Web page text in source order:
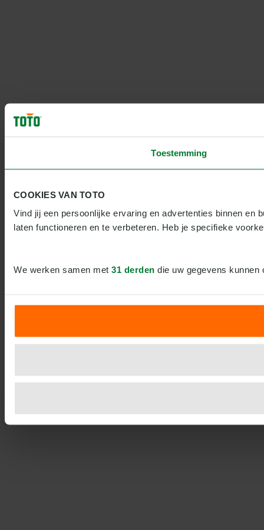
Toestemming
COOKIES VAN TOTO
Vind jij een persoonlijke ervaring en advertenties binnen en
laten functioneren en te verbeteren. Heb je specifieke
We werken samen met 31 derden die uw gegevens kunnen